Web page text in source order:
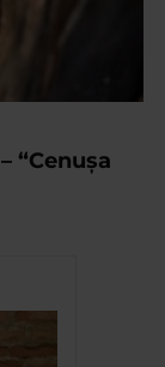
“Cenușa